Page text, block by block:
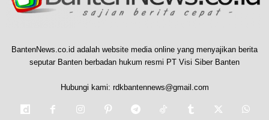
BantenNews.co.id adalah website media online yang menyajikan berita
seputar Banten berbadan hukum resmi PT Visi Siber Banten
Hubungi kami: rdkbantennews@gmail.com